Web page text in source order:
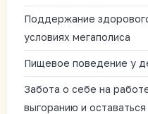
Поддержание
условиях мегаполиса
Пищевое поведение у
Забота о себе на
выгоранию и